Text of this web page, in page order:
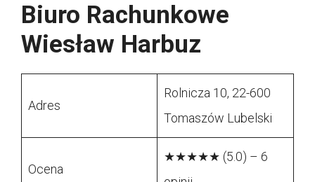
Biuro Rachunkowe
Wiesław Harbuz
Adres
Rolnicza 10, 22-600
Tomaszów Lubelski
Ocena
★★★★★ (5.0) – 6